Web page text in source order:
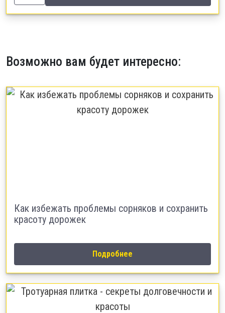
Возможно вам будет интересно:
Как избежать проблемы сорняков и сохранить
красоту дорожек
Подробнее